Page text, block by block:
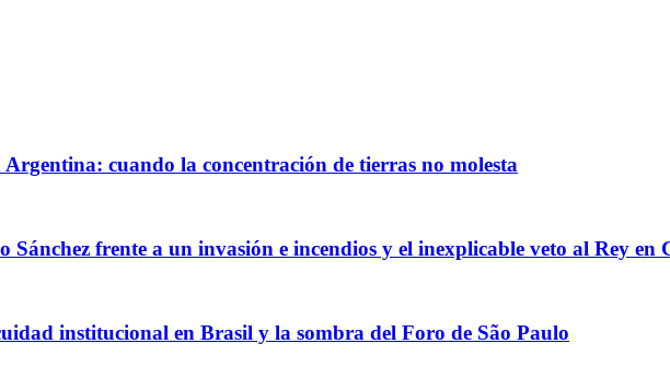
cuando la concentración de tierras no molesta
Sánchez frente a un invasión e incendios y el inexplicable veto al Rey en
institucional en Brasil y la sombra del Foro de São Paulo